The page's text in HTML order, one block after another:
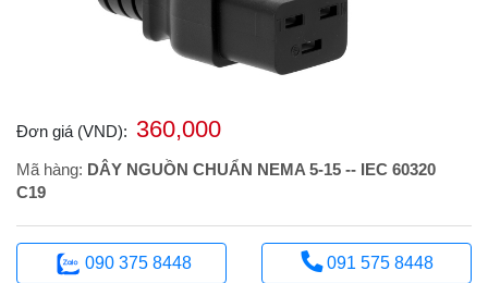
Đơn giá (VND): 360,000
Mã hàng: DÂY NGUỒN CHUẨN NEMA 5-15 -- IEC 60320
C19
090 375 8448 091 575 8448